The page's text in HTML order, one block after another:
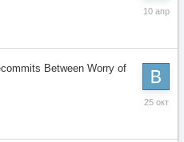
10
Between Worry of
25